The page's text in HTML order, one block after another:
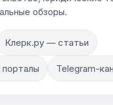
обзоры.
Клерк.ру — статьи
Telegram-